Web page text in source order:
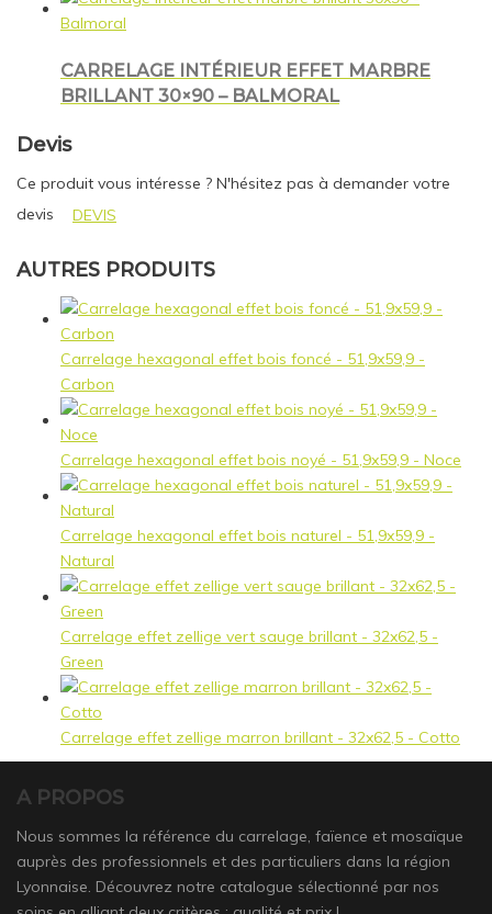
CARRELAGE INTÉRIEUR EFFET MARBRE
BRILLANT 30×90 – BALMORAL
Devis
Ce produit vous intéresse ? N'hésitez pas à demander votre
devis
DEVIS
AUTRES PRODUITS
Carrelage hexagonal effet bois foncé - 51,9x59,9 -
Carbon
Carrelage hexagonal effet bois noyé - 51,9x59,9 - Noce
Carrelage hexagonal effet bois naturel - 51,9x59,9 -
Natural
Carrelage effet zellige vert sauge brillant - 32x62,5 -
Green
Carrelage effet zellige marron brillant - 32x62,5 - Cotto
A PROPOS
Nous sommes la référence du carrelage, faïence et mosaïque
auprès des professionnels et des particuliers dans la région
Lyonnaise. Découvrez notre catalogue sélectionné par nos